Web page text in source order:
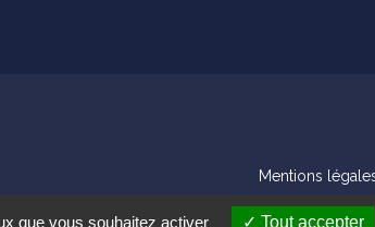
que vous souhaitez activer Tout accepter
Mentions